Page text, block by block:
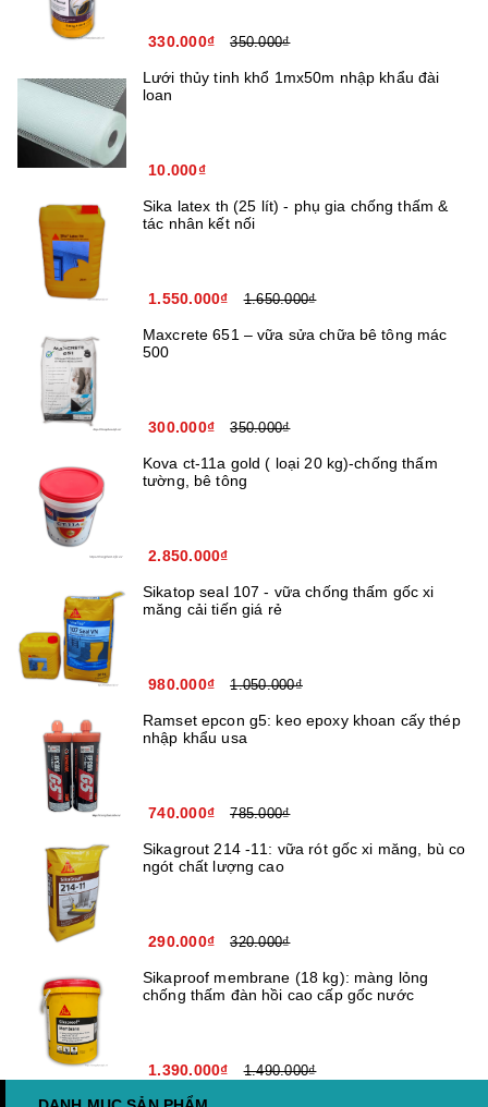
330.000₫ 350.000₫
Lưới thủy tinh khổ 1mx50m nhập khẩu đài
loan
10.000₫
Sika latex th (25 lít) - phụ gia chống thấm &
tác nhân kết nối
1.550.000₫ 1.650.000₫
Maxcrete 651 – vữa sửa chữa bê tông mác
500
300.000₫ 350.000₫
Kova ct-11a gold ( loại 20 kg)-chống thấm
tường, bê tông
2.850.000₫
Sikatop seal 107 - vữa chống thấm gốc xi
măng cải tiến giá rẻ
980.000₫ 1.050.000₫
Ramset epcon g5: keo epoxy khoan cấy thép
nhập khẩu usa
740.000₫ 785.000₫
Sikagrout 214 -11: vữa rót gốc xi măng, bù co
ngót chất lượng cao
290.000₫ 320.000₫
Sikaproof membrane (18 kg): màng lỏng
chống thấm đàn hồi cao cấp gốc nước
1.390.000₫ 1.490.000₫